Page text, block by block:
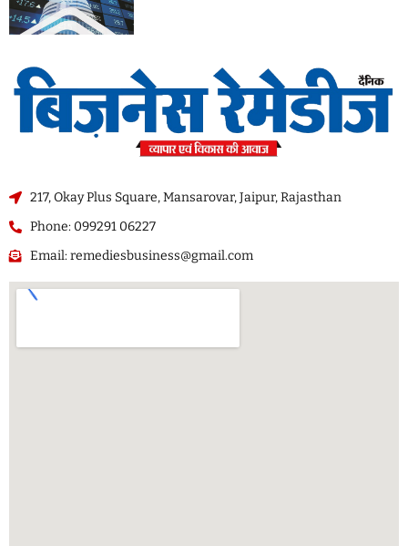
217, Okay Plus Square, Mansarovar, Jaipur, Rajasthan
Phone: 099291 06227
Email: remediesbusiness@gmail.com